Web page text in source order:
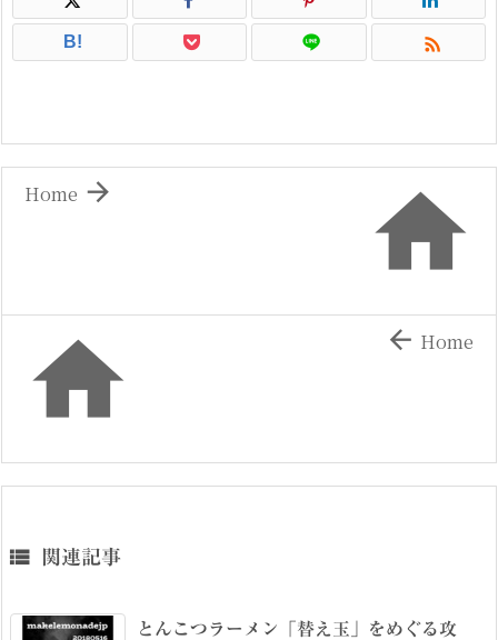
B! 


Home
  Home
 関連記事
とんこつラーメン「替え玉」をめぐる攻